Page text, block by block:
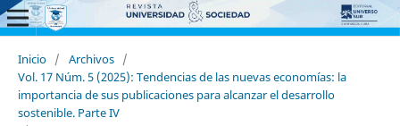
Inicio / Archivos /
Vol. 17 Núm. 5 (2025): Tendencias de las nuevas economías: la
importancia de sus publicaciones para alcanzar el desarrollo
sostenible. Parte IV